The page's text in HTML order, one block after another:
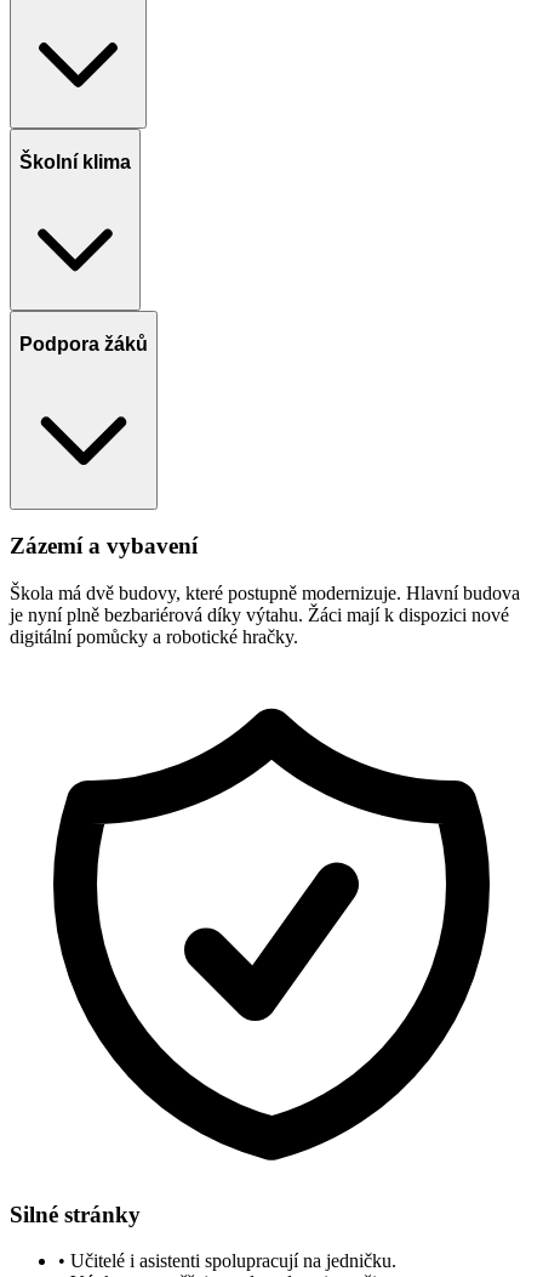
Školní klima
Podpora žáků
Zázemí a vybavení
Škola má dvě budovy, které postupně modernizuje. Hlavní budova
je nyní plně bezbariérová díky výtahu. Žáci mají k dispozici nové
digitální pomůcky a robotické hračky.
Silné stránky
• Učitelé i asistenti spolupracují na jedničku.